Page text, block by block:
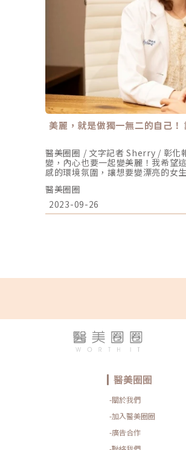
美麗，就是做獨一無二的自己！
醫美圈圈 / 文字記者 Sherry / 彰化
變，內心也要一起變美麗！我希望
感的環境氛圍，讓想要變漂亮的女
芯漾皮膚科提供純樸的市容裡，坐
全無法忽視它的存在，「獨一無
到設備，提供顧客一個貼心、專業
很多人來到診所，其實並不知道自
要。化身心靈導師，發掘客戶內
事情的動機？」例如有顧客因為
長就會化身心靈導師，鼓勵她「
了跟別人證明甚麼！最好的諮詢服
成為很多媽媽們ME TIME時間的
療的兩個小時，當成是給自己好好
變美麗。圖/芯漾皮膚科提供全民
線，楊心怡院長很清楚各種療程
至更短。「大家都說我很瘋！」
裡很多機器的價格，都可以在彰
則，一定是要自己有興趣、喜歡而
性。像她引進最近因為體雕盛行，
就特別注重實效性，注重運動的
以前拚了命也很難做到的地方都
醫美圈圈
2023-09-26
醫美圈圈
-關於我們
-加入醫美圈圈
-廣告合作